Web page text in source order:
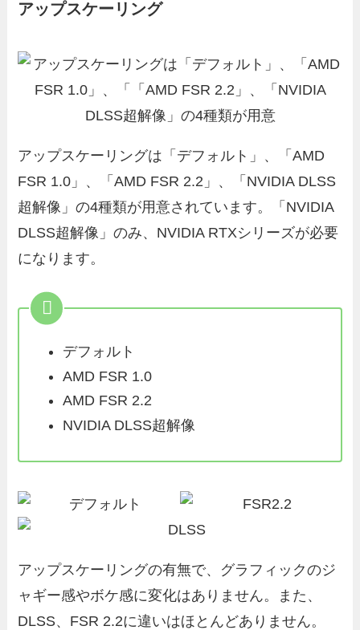
アップスケーリング
アップスケーリングは「デフォルト」、「AMD
FSR 1.0」、「AMD FSR 2.2」、「NVIDIA DLSS
超解像」の4種類が用意されています。「NVIDIA
DLSS超解像」のみ、NVIDIA RTXシリーズが必要
になります。
デフォルト
AMD FSR 1.0
AMD FSR 2.2
NVIDIA DLSS超解像
アップスケーリングの有無で、グラフィックのジ
ャギー感やボケ感に変化はありません。また、
DLSS、FSR 2.2に違いはほとんどありません。